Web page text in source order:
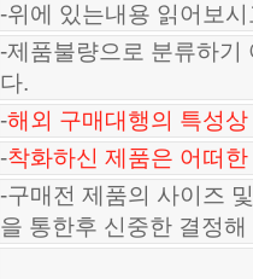
-위에 있는내용 읽어보
-제품불량으로 분류하기
다.
-해외 구매대행의 특성
-착화하신 제품은 어떠
-구매전 제품의 사이즈
을 통한후 신중한 결정